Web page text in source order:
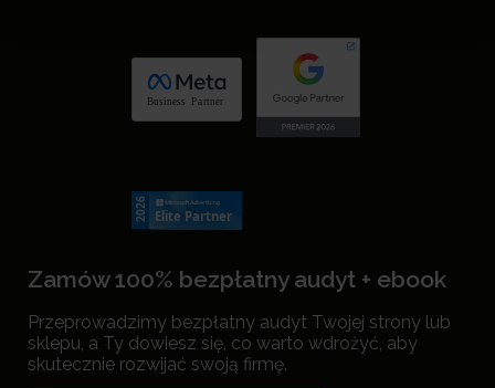
Zamów 100% bezpłatny audyt + ebook
Przeprowadzimy bezpłatny audyt Twojej strony lub
sklepu, a Ty dowiesz się, co warto wdrożyć, aby
skutecznie rozwijać swoją firmę.